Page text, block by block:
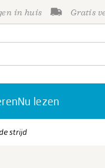
in huis Gratis
Nu lezen
strijd